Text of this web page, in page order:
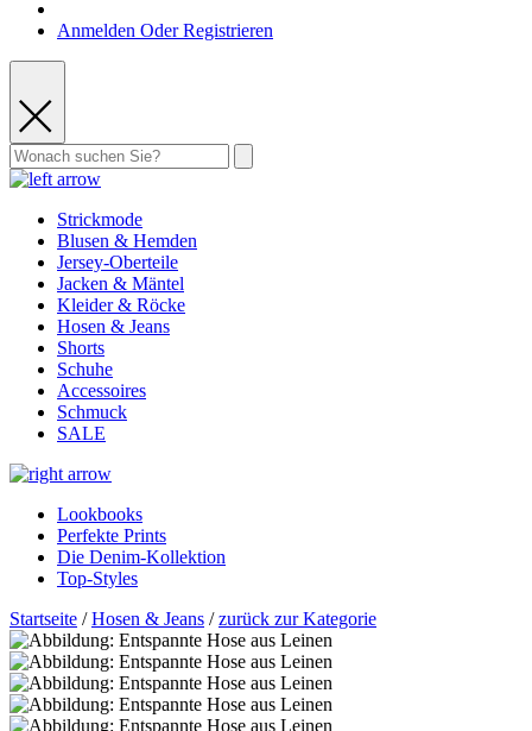
Anmelden Oder Registrieren
Strickmode
Blusen & Hemden
Jersey-Oberteile
Jacken & Mäntel
Kleider & Röcke
Hosen & Jeans
Shorts
Schuhe
Accessoires
Schmuck
SALE
Lookbooks
Perfekte Prints
Die Denim-Kollektion
Top-Styles
Startseite /Hosen & Jeans /zurück zur Kategorie